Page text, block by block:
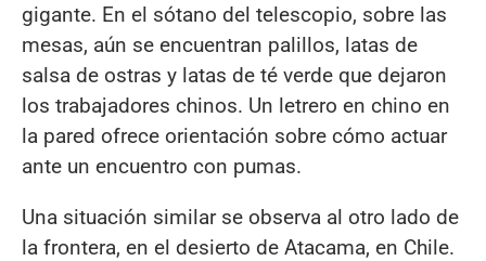
gigante. En el sótano del telescopio, sobre las
mesas, aún se encuentran palillos, latas de
salsa de ostras y latas de té verde que dejaron
los trabajadores chinos. Un letrero en chino en
la pared ofrece orientación sobre cómo actuar
ante un encuentro con pumas.
Una situación similar se observa al otro lado de
la frontera, en el desierto de Atacama, en Chile.